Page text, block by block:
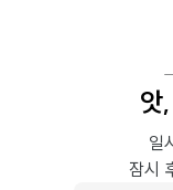
앗
일
잠시